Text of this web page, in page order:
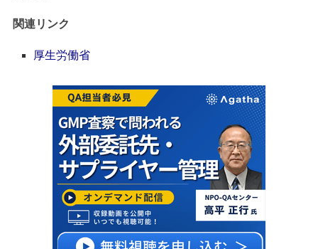
関連リンク
厚生労働省